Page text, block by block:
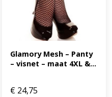
Glamory Mesh – Panty
– visnet – maat 4XL &...
€ 24,75